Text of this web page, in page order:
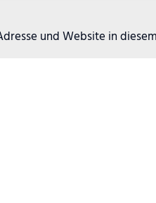
und Website in